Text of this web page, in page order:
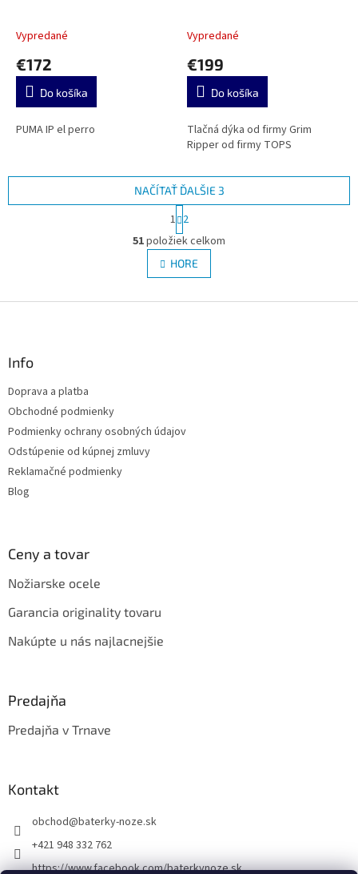
Vypredané
€172
Do košíka
PUMA IP el perro
Vypredané
€199
Do košíka
Tlačná dýka od firmy Grim
Ripper od firmy TOPS
O
v
l
á
y
NAČÍTAŤ ĎALŠIE 3
S
t
r
á
n
k
v
1 2
51položiek celkom
HORE
Info
Doprava a platba
Obchodné podmienky
Podmienky ochrany osobných údajov
Odstúpenie od kúpnej zmluvy
Reklamačné podmienky
Blog
Ceny a tovar
Nožiarske ocele
Garancia originality tovaru
Nakúpte u nás najlacnejšie
Predajňa
Predajňa v Trnave
Kontakt
obchod@baterky-noze.sk
+421 948 332 762
https://www.facebook.com/baterkynoze.sk